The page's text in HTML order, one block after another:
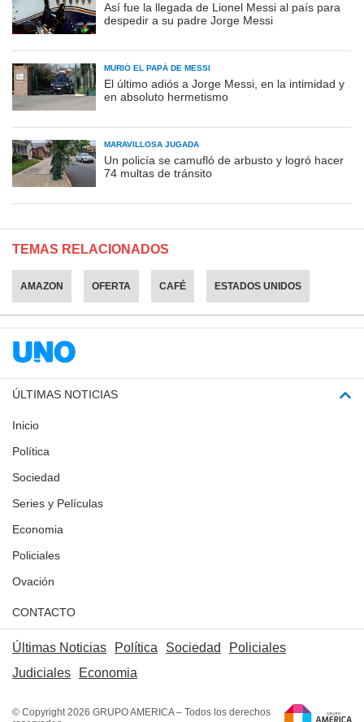
Así fue la llegada de Lionel Messi al país para
despedir a su padre Jorge Messi
MURIÓ EL PAPÁ DE MESSI
El último adiós a Jorge Messi, en la intimidad y
en absoluto hermetismo
MARAVILLOSA JUGADA
Un policía se camufló de arbusto y logró hacer
74 multas de tránsito
TEMAS RELACIONADOS
AMAZON OFERTA CAFÉ ESTADOS UNIDOS
ÚLTIMAS NOTICIAS
Inicio
Política
Sociedad
Series y Películas
Economia
Policiales
Ovación
CONTACTO
Últimas Noticias Política Sociedad
Policiales
Judiciales
Economia
© Copyright 2026 GRUPO AMERICA – Todos los derechos